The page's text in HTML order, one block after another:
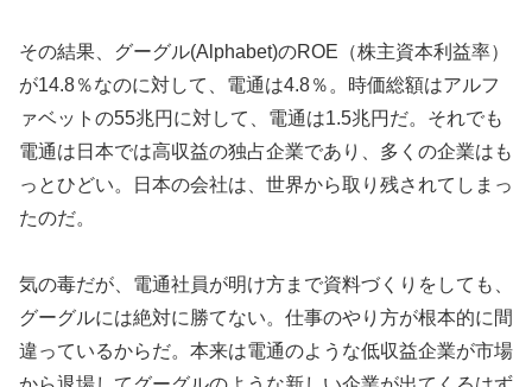
その結果、グーグル(Alphabet)のROE（株主資本利益率）
が14.8％なのに対して、電通は4.8％。時価総額はアルフ
ァベットの55兆円に対して、電通は1.5兆円だ。それでも
電通は日本では高収益の独占企業であり、多くの企業はも
っとひどい。日本の会社は、世界から取り残されてしまっ
たのだ。
気の毒だが、電通社員が明け方まで資料づくりをしても、
グーグルには絶対に勝てない。仕事のやり方が根本的に間
違っているからだ。本来は電通のような低収益企業が市場